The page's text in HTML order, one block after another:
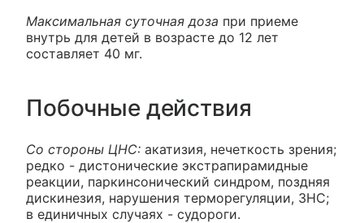
Максимальная суточная доза при приеме
внутрь для детей в возрасте до 12 лет
составляет 40 мг.
Побочные действия
Со стороны ЦНС: акатизия, нечеткость зрения;
редко - дистонические экстрапирамидные
реакции, паркинсонический синдром, поздняя
дискинезия, нарушения терморегуляции, ЗНС;
в единичных случаях - судороги.